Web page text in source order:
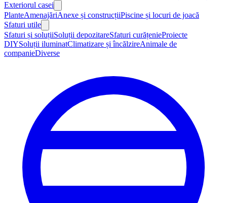
Exteriorul casei
PlanteAmenajăriAnexe și construcțiiPiscine și locuri de joacă
Sfaturi utile
Sfaturi și soluțiiSoluții depozitareSfaturi curățenieProiecte
DIYSoluții iluminatClimatizare și încălzireAnimale de
companieDiverse